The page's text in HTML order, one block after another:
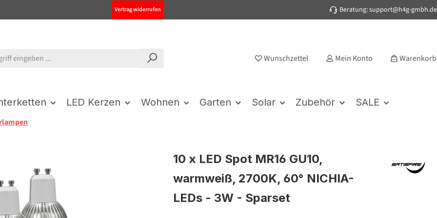
Vertrag widerrufen Beratung: support@h4g-gmbh.de
Wunschzettel Mein Konto Warenkorb
LED Kerzen Wohnen Garten Solar Zubehör SALE
10 x LED Spot MR16 GU10,
warmweiß, 2700K, 60° NICHIA-
LEDs - 3W - Sparset